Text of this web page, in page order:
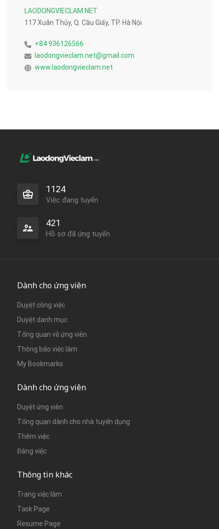
LAODONGVIECLAM.NET
117 Xuân Thủy, Q. Cầu Giấy, TP. Hà Nội
+84 936126566
laodongvieclam.net@gmail.com
www.laodongvieclam.net
1124
Việc đang tuyển
421
Hồ sơ đã ứng tuyển
Dành cho ứng viên
Duyệt công việc
Duyệt danh mục
Tổng quan về ứng viên
Thông báo việc làm
My Bookmarks
Dành cho ứng viên
Duyệt ứng viên
Tổng quan dành cho nhà tuyển dụng
Thêm việc
Đăng việc
Thông tin khác
Trang việc làm
Task Page
Resume Page